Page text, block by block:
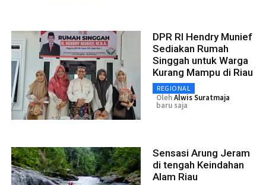
DPR RI Hendry Munief
Sediakan Rumah
Singgah untuk Warga
Kurang Mampu di Riau
REGIONAL
OlehAlwis Suratmaja
baru saja
Sensasi Arung Jeram
di tengah Keindahan
Alam Riau